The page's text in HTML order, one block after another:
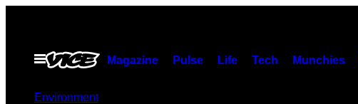
Open
menu
Magazine Pulse Life Tech Munchies
Environment